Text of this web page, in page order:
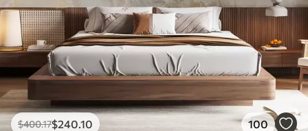
$400.17$240 .10 100